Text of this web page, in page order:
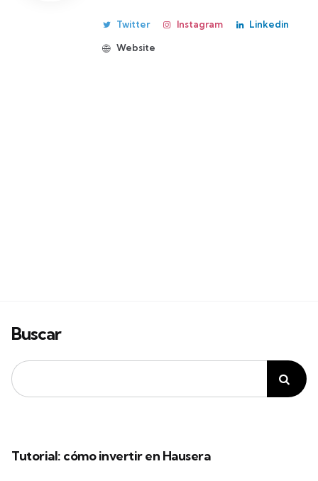
Twitter Instagram Linkedin
Website
Buscar
Tutorial: cómo invertir en Hausera